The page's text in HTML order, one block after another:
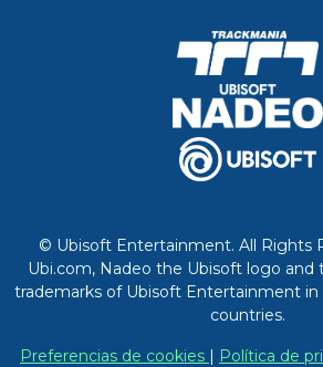
© Ubisoft Entertainment. All Rights
Ubi.com, Nadeo the Ubisoft logo and
trademarks of Ubisoft Entertainment in
countries.
Preferencias de cookies | Política de